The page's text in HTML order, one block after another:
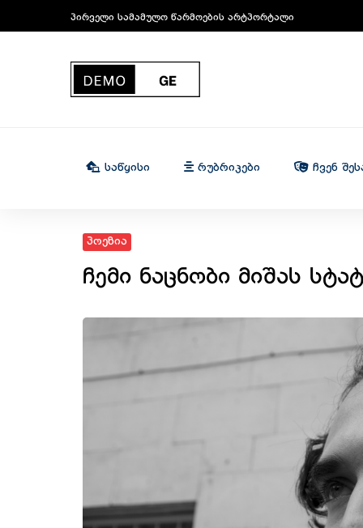
პირველი სამამულო წარმოების არტპორტალი
Საწყისი Რუბრიკები Ჩვენ
პოეზია
ჩემი ნაცნობი მიშას